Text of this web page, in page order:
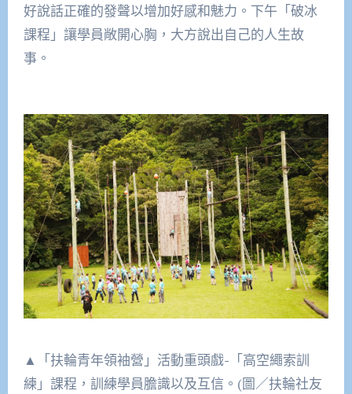
好說話正確的發聲以增加好感和魅力。下午「破冰
課程」讓學員敞開心胸，大方說出自己的人生故
事。
▲「扶輪青年領袖營」活動重頭戲-「高空繩索訓
練」課程，訓練學員膽識以及互信。(圖／扶輪社友